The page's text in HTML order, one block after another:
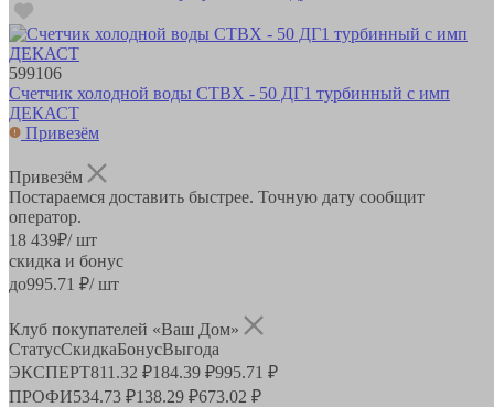
599106
Счетчик холодной воды СТВХ - 50 ДГ1 турбинный с имп
ДЕКАСТ
Привезём
Привезём
Постараемся доставить быстрее. Точную дату сообщит
оператор.
18 439₽/ шт
скидка и бонус
до995.71 ₽/ шт
Клуб покупателей «Ваш Дом»
СтатусСкидкаБонусВыгода
ЭКСПЕРТ811.32 ₽184.39 ₽995.71 ₽
ПРОФИ534.73 ₽138.29 ₽673.02 ₽